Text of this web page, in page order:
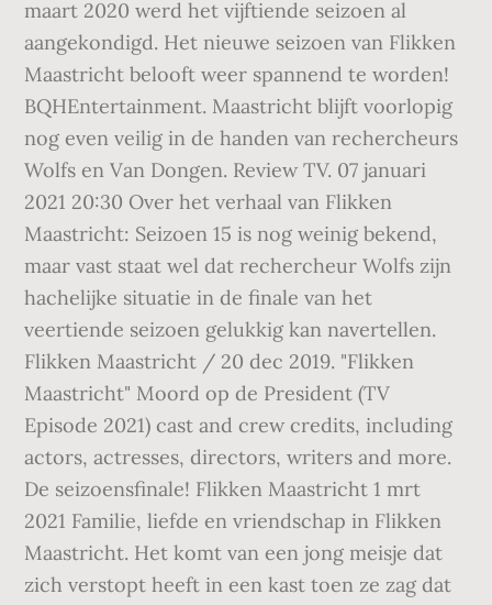
maart 2020 werd het vijftiende seizoen al
aangekondigd. Het nieuwe seizoen van Flikken
Maastricht belooft weer spannend te worden!
BQHEntertainment. Maastricht blijft voorlopig
nog even veilig in de handen van rechercheurs
Wolfs en Van Dongen. Review TV. 07 januari
2021 20:30 Over het verhaal van Flikken
Maastricht: Seizoen 15 is nog weinig bekend,
maar vast staat wel dat rechercheur Wolfs zijn
hachelijke situatie in de finale van het
veertiende seizoen gelukkig kan navertellen.
Flikken Maastricht / 20 dec 2019. "Flikken
Maastricht" Moord op de President (TV
Episode 2021) cast and crew credits, including
actors, actresses, directors, writers and more.
De seizoensfinale! Flikken Maastricht 1 mrt
2021 Familie, liefde en vriendschap in Flikken
Maastricht. Het komt van een jong meisje dat
zich verstopt heeft in een kast toen ze zag dat